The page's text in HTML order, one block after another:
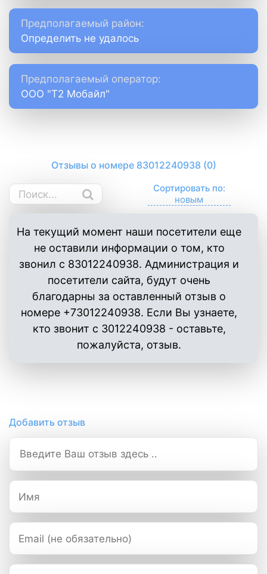
Предполагаемый район:
Определить не удалось
Предполагаемый оператор:
ООО "Т2 Мобайл"
Отзывы о номере 83012240938 (0)
Сортировать по:
На текущий момент наши посетители еще
не оставили информации о том, кто
звонил с 83012240938. Администрация и
посетители сайта, будут очень
благодарны за оставленный отзыв о
номере +73012240938. Если Вы узнаете,
кто звонит с 3012240938 - оставьте,
пожалуйста, отзыв.
Добавить отзыв